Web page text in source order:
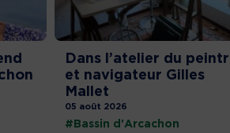
Dans l’atelier du
et navigateur Gilles
Mallet
05 août 2026
#Bassin d'Arcachon